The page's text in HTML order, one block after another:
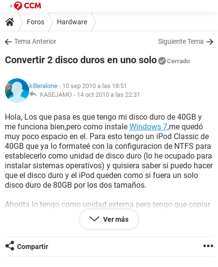
Foros Hardware
Tema Anterior Siguiente Tema
Convertir 2 disco duros en uno solo Cerrado
killeralone - 10 sep 2010 a las 18:51
KASEJAMO - 14 oct 2010 a las 22:31
Hola, Los que pasa es que tengo mi disco duro de 40GB y
me funciona bien,pero como instale Windows 7,me quedó
muy poco espacio en el. Para esto tengo un iPod Classic de
40GB que ya lo formateé con la configuracion de NTFS para
establecerlo como unidad de disco duro (lo he ocupado para
instalar sistemas operativos) y quisiera saber si puedo hacer
que el disco duro y el iPod queden como si fuera un solo
disco duro de 80GB por los dos tamaños.
Ahorita lo tengo como unidad externa pero tengo que copiar
los archivos al iPod para que no me ocupe tanto espacio en
Espero me puedan ayudar!
Ver más
Compartir